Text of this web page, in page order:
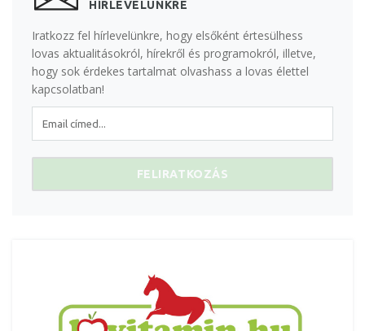
HÍRLEVELÜNKRE
Iratkozz fel hírlevelünkre, hogy elsőként értesülhess
lovas aktualitásokról, hírekről és programokról, illetve,
hogy sok érdekes tartalmat olvashass a lovas élettel
kapcsolatban!